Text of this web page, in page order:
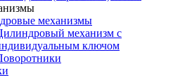
механизмы
механизм с
ключом